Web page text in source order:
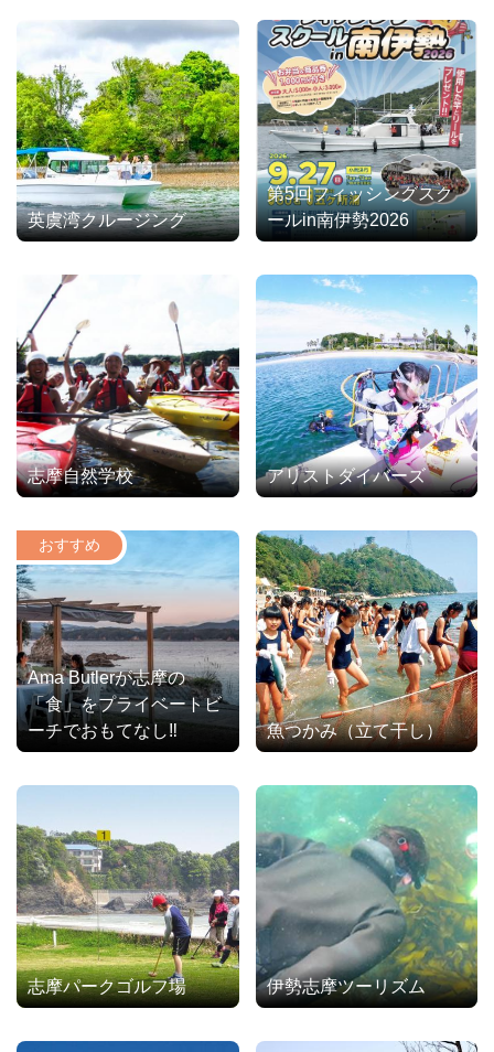
英虞湾クルージング
第5回フィッシングスク
ールin南伊勢2026
志摩自然学校 アリストダイバーズ
Ama Butlerが志摩の
「食」をプライベートビ
ーチでおもてなし‼
魚つかみ（立て干し）
志摩パークゴルフ場 伊勢志摩ツーリズム